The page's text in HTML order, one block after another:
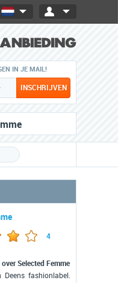
IN JE MAIL!
4
Selected Femme
Deens fashionlabel.